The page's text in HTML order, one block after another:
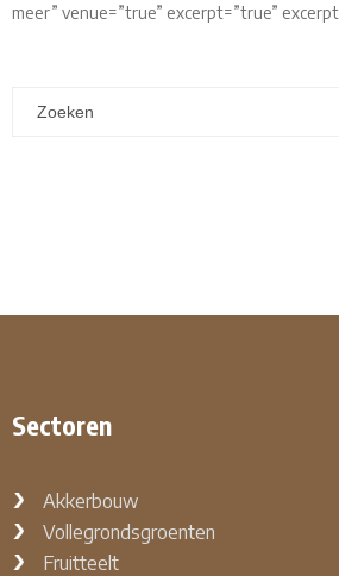
meer” venue=”true” excerpt=”true”
Sectoren
Akkerbouw
Vollegrondsgroenten
Fruitteelt